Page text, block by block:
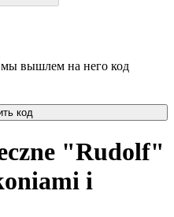
вышлем на него код
код
"Rudolf"
i